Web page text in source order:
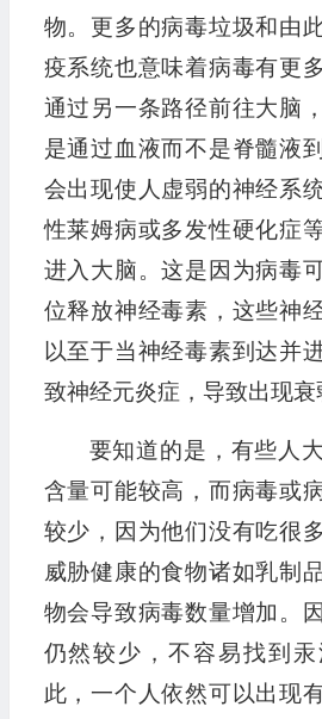
物。更多的病毒垃圾和由
疫系统也意味着病毒有更
通过另一条路径前往大脑
是通过血液而不是脊髓液
会出现使人虚弱的神经系
性莱姆病或多发性硬化症
进入大脑。这是因为病毒
位释放神经毒素，这些神
以至于当神经毒素到达并
致神经元炎症，导致出现衰
要知道的是，有些人
含量可能较高，而病毒或
较少，因为他们没有吃很
威胁健康的食物诸如乳制
物会导致病毒数量增加。
仍然较少，不容易找到
此，一个人依然可以出现